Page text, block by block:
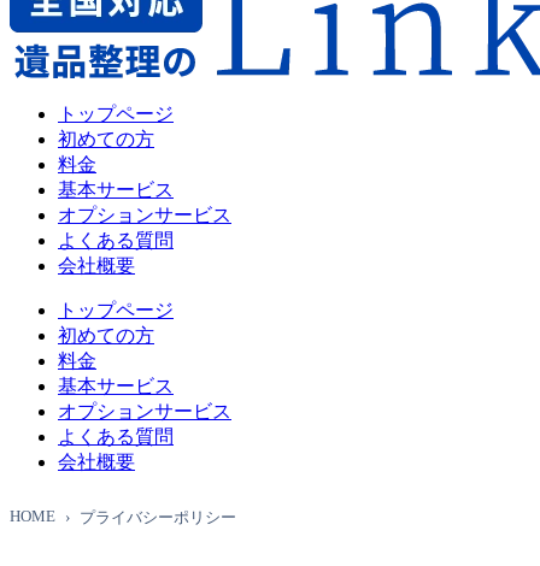
トップページ
初めての方
料金
基本サービス
オプションサービス
よくある質問
会社概要
トップページ
初めての方
料金
基本サービス
オプションサービス
よくある質問
会社概要
HOME プライバシーポリシー